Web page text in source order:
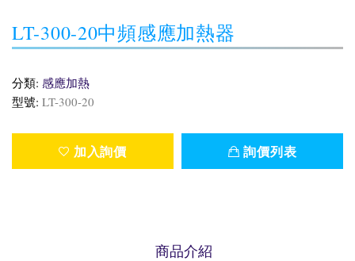
LT-300-20中頻感應加熱器
分類: 感應加熱
型號: LT-300-20
加入詢價 詢價列表
商品介紹